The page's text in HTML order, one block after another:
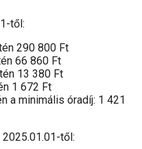
től:
290 800 Ft
66 860 Ft
13 380 Ft
1 672 Ft
a minimális óradíj: 1 421
től: